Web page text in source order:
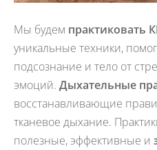
Мы будем практиковать
уникальные техники,
подсознание и тело от
эмоций. Дыхательные
восстанавливающие
тканевое дыхание.
полезные, эффективные и